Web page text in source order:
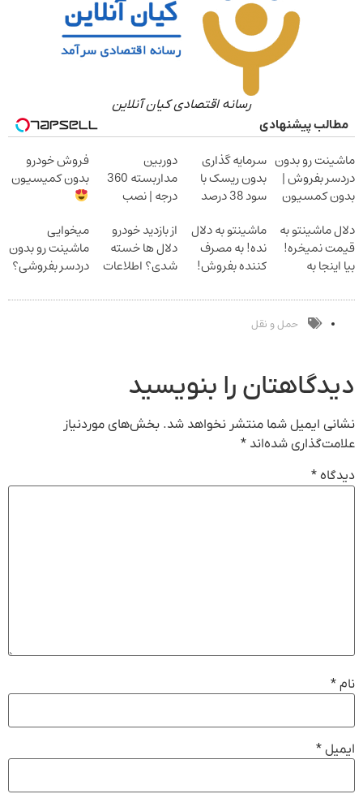
رسانه اقتصادی کیان آنلاین
مطالب پیشنهادی
ماشینت رو بدون
دردسر بفروش |
بدون کمسیون
سرمایه گذاری
بدون ریسک با
سود 38 درصد
دوربین
مداربسته 360
درجه | نصب
فروش خودرو
بدون کمیسیون
دلال ماشینتو به
قیمت نمیخره!
بیا اینجا به
بفروش*فقط
خریدار واقعی*
ماشینتو به دلال
نده! به مصرف
کننده بفروش!
یک تماس
از بازدید خودرو
دلال ها خسته
شدی؟ اطلاعات
ثبت کن
میخوایی
ماشینت رو بدون
دردسر بفروشی؟
حمل و نقل
دیدگاهتان را بنویسید
نشانی ایمیل شما منتشر نخواهد شد. بخش‌های موردنیاز
علامت‌گذاری شده‌اند *
دیدگاه *
نام *
ایمیل *